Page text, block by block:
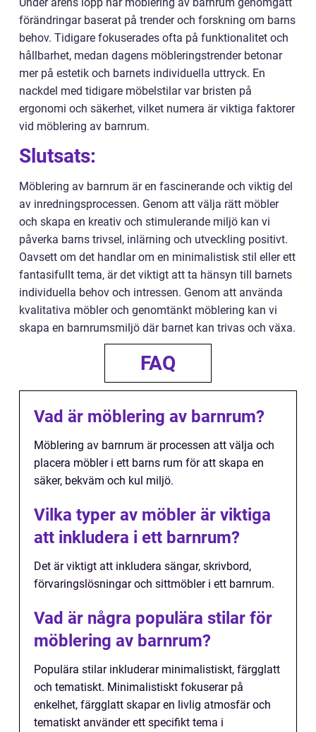
förändringar baserat på trender och forskning om barns
behov. Tidigare fokuserades ofta på funktionalitet och
hållbarhet, medan dagens möbleringstrender betonar
mer på estetik och barnets individuella uttryck. En
nackdel med tidigare möbelstilar var bristen på
ergonomi och säkerhet, vilket numera är viktiga faktorer
vid möblering av barnrum.
Slutsats:
Möblering av barnrum är en fascinerande och viktig del
av inredningsprocessen. Genom att välja rätt möbler
och skapa en kreativ och stimulerande miljö kan vi
påverka barns trivsel, inlärning och utveckling positivt.
Oavsett om det handlar om en minimalistisk stil eller ett
fantasifullt tema, är det viktigt att ta hänsyn till barnets
individuella behov och intressen. Genom att använda
kvalitativa möbler och genomtänkt möblering kan vi
skapa en barnrumsmiljö där barnet kan trivas och växa.
FAQ
Vad är möblering av barnrum?
Möblering av barnrum är processen att välja och
placera möbler i ett barns rum för att skapa en
säker, bekväm och kul miljö.
Vilka typer av möbler är viktiga
att inkludera i ett barnrum?
Det är viktigt att inkludera sängar, skrivbord,
förvaringslösningar och sittmöbler i ett barnrum.
Vad är några populära stilar för
möblering av barnrum?
Populära stilar inkluderar minimalistiskt, färgglatt
och tematiskt. Minimalistiskt fokuserar på
enkelhet, färgglatt skapar en livlig atmosfär och
tematiskt använder ett specifikt tema i